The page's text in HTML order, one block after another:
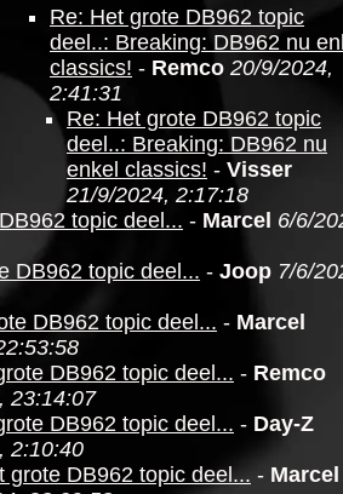
Re: Het grote DB962 topic
deel..: Breaking: DB962 nu
classics! - Remco 20/9/2024,
2:41:31
Re: Het grote DB962 topic
deel..: Breaking: DB962 nu
enkel classics! - Visser
21/9/2024, 2:17:18
topic deel... - Marcel 6/6/
DB962 topic deel... - Joop 7/6/
DB962 topic deel... - Marcel
DB962 topic deel... - Remco
23:14:07
DB962 topic deel... - Day-Z
2:10:40
grote DB962 topic deel... - Marcel